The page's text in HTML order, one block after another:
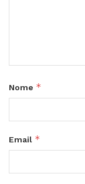
Nome *
Email *